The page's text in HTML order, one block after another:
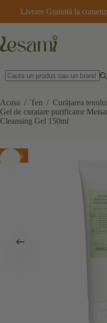
conținut
Livrare Gratuită la
Acasa / Ten / Curățarea tenului
Gel de curatare purificator
Cleansing Gel 150ml
-25%